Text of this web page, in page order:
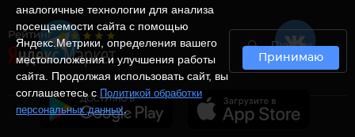
Рейтинг
Пункты
самовывоза
аналогичные технологии для анализа
посещаемости сайта с помощью
Яндекс.Метрики, определения вашего
местоположения и улучшения работы
сайта. Продолжая использовать сайт, вы
соглашаетесь с Политикой обработки
персональных данных.
Принимаю